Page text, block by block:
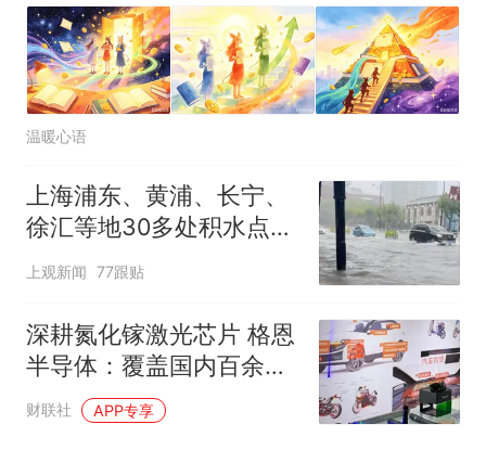
温暖心语
上海浦东、黄浦、长宁、
徐汇等地30多处积水点正
在抢排
上观新闻 77跟贴
深耕氮化镓激光芯片 格恩
半导体：覆盖国内百余家
激光应用厂商｜活力中国
调研行
财联社 APP专享